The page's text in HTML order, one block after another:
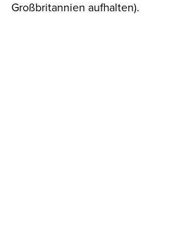
Großbritannien aufhalten).